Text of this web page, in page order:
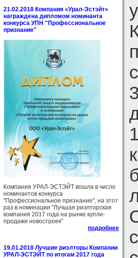
21.02.2018 Компания «Урал-Эстэйт»
награждена дипломом номинанта
конкурса УПН "Профессиональное
признание"
Компания УРАЛ-ЭСТЭЙТ вошла в число
номинантов конкурса
"Профессиональное признание", на этот
раз в номинации "Лучшая риэлторская
компания 2017 года на рынке купли-
продажи новостроек"
подробнее
19.01.2018 Лучшие риэлторы Компании
УРАЛ-ЭСТЭЙТ по итогам 2017 года